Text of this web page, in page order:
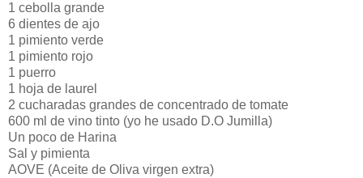
1 cebolla grande
6 dientes de ajo
1 pimiento verde
1 pimiento rojo
1 puerro
1 hoja de laurel
2 cucharadas grandes de concentrado de tomate
600 ml de vino tinto (yo he usado D.O Jumilla)
Un poco de Harina
Sal y pimienta
AOVE (Aceite de Oliva virgen extra)